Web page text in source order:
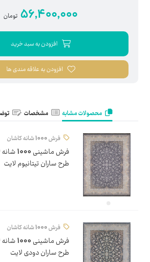
56,400,000 تومان
افزودن به سبد خرید
افزودن به علاقه مندی ها
محصولات مشابه مشخصات
فرش 1000 شانه کاشان
طرح ساران تیتانیوم لایت
فرش 1000 شانه کاشان
طرح ساران دودی لایت